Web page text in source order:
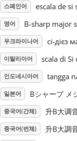
Tiếng Việt
Türkçe
Українська
简体中文
繁體中文
스페인어 escala de
영어 B-sharp major
우크라이나어 сі-дієз
이탈리아어 scala di Si
인도네시아어 tangga
일본어 Bシャープ メ
중국어(간체) 升B大调
중국어(번체) 升B大調